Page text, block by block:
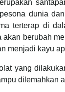
dunia
terterap di
akan berubah
menjadi kayu
yang
dilemahkan